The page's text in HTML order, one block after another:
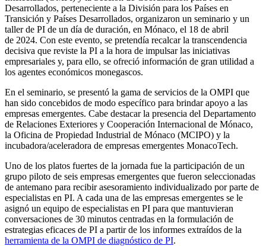
Desarrollados, perteneciente a la División para los Países en
Transición y Países Desarrollados, organizaron un seminario y un
taller de PI de un día de duración, en Mónaco, el 18 de abril
de 2024. Con este evento, se pretendía recalcar la transcendencia
decisiva que reviste la PI a la hora de impulsar las iniciativas
empresariales y, para ello, se ofreció información de gran utilidad a
los agentes económicos monegascos.
En el seminario, se presentó la gama de servicios de la OMPI que
han sido concebidos de modo específico para brindar apoyo a las
empresas emergentes. Cabe destacar la presencia del Departamento
de Relaciones Exteriores y Cooperación Internacional de Mónaco,
la Oficina de Propiedad Industrial de Mónaco (MCIPO) y la
incubadora/aceleradora de empresas emergentes MonacoTech.
Uno de los platos fuertes de la jornada fue la participación de un
grupo piloto de seis empresas emergentes que fueron seleccionadas
de antemano para recibir asesoramiento individualizado por parte de
especialistas en PI. A cada una de las empresas emergentes se le
asignó un equipo de especialistas en PI para que mantuvieran
conversaciones de 30 minutos centradas en la formulación de
estrategias eficaces de PI a partir de los informes extraídos de la
herramienta de la OMPI de diagnóstico de PI.